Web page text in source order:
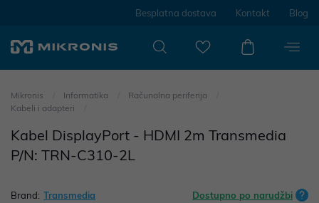
Besplatna dostava Kontakt Blog
Mikronis Informatika
Računalna periferija
Kabeli i adapteri
Kabel DisplayPort - HDMI 2m Transmedia
P/N: TRN-C310-2L
Brand: Transmedia Dostupno po narudžbi